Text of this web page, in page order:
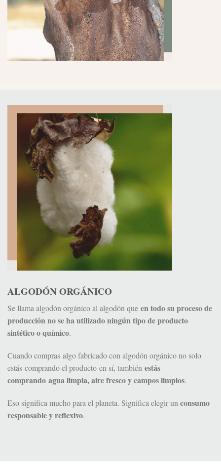
ALGODÓN ORGÁNICO
Se llama algodón orgánico al algodón que en todo su proceso de
producción no se ha utilizado ningún tipo de producto
sintético o químico.
Cuando compras algo fabricado con algodón orgánico no solo
estás comprando el producto en sí, también estás
comprando agua limpia, aire fresco y campos limpios.
Eso significa mucho para el planeta. Significa elegir un consumo
responsable y reflexivo.